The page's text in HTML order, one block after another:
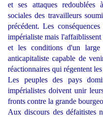
et ses attaques redoublées
sociales des travailleurs
précédent. Les
impérialiste mais l'affaiblissent
et les conditions d'un
anticapitaliste capable de
réactionnaires qui régentent
Les peuples des pays
impérialistes doivent unir
fronts contre la grande
Aux discours des défaitistes